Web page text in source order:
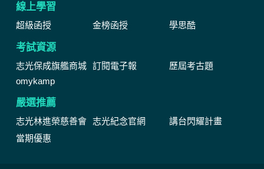
線上學習
超級函授 金榜函授 學思酷
考試資源
志光保成旗艦商城 訂閱電子報
歷屆考古題
omykamp
嚴選推薦
志光林進榮慈善會 志光紀念官網
講台閃耀計畫
當期優惠